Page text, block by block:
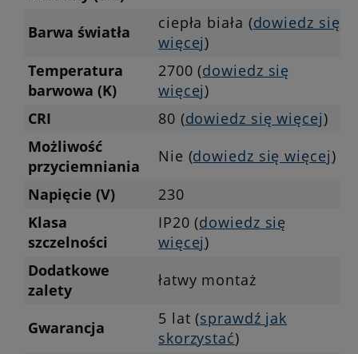
Barwa światła ciepła biała (dowiedz się
więcej)
Temperatura
barwowa (K)
2700 (dowiedz się
więcej)
CRI
80 (dowiedz się więcej)
Możliwość
przyciemniania
Nie (dowiedz się więcej)
Napięcie (V)
230
Klasa
szczelności
IP20 (dowiedz się
więcej)
Dodatkowe
zalety
łatwy montaż
Gwarancja 5 lat (sprawdź jak
skorzystać)